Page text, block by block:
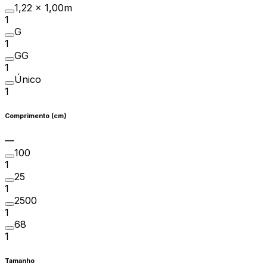
1,22 x 1,00m
1
G
1
GG
1
Único
1
Comprimento (cm)
100
1
25
1
2500
1
68
1
Tamanho